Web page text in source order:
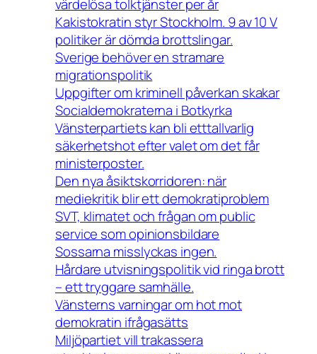
värdelösa tolktjänster per år
Kakistokratin styr Stockholm. 9 av 10 V
politiker är dömda brottslingar.
Sverige behöver en stramare
migrationspolitik
Uppgifter om kriminell påverkan skakar
Socialdemokraterna i Botkyrka
Vänsterpartiets kan bli etttallvarlig
säkerhetshot efter valet om det får
ministerposter.
Den nya åsiktskorridoren: när
mediekritik blir ett demokratiproblem
SVT, klimatet och frågan om public
service som opinionsbildare
Sossarna misslyckas ingen.
Hårdare utvisningspolitik vid ringa brott
– ett tryggare samhälle.
Vänsterns varningar om hot mot
demokratin ifrågasätts
Miljöpartiet vill trakassera